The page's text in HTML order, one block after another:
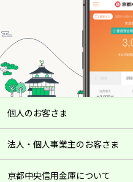
個人のお客さま
法人・個人事業主のお客さま
京都中央信用金庫について